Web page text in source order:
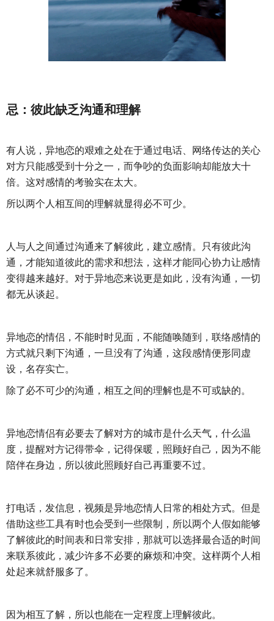
忌：彼此缺乏沟通和理解
有人说，异地恋的艰难之处在于通过电话、网络传达的关心
对方只能感受到十分之一，而争吵的负面影响却能放大十
倍。这对感情的考验实在太大。
所以两个人相互间的理解就显得必不可少。
人与人之间通过沟通来了解彼此，建立感情。只有彼此沟
通，才能知道彼此的需求和想法，这样才能同心协力让感情
变得越来越好。对于异地恋来说更是如此，没有沟通，一切
都无从谈起。
异地恋的情侣，不能时时见面，不能随唤随到，联络感情的
方式就只剩下沟通，一旦没有了沟通，这段感情便形同虚
设，名存实亡。
除了必不可少的沟通，相互之间的理解也是不可或缺的。
异地恋情侣有必要去了解对方的城市是什么天气，什么温
度，提醒对方记得带伞，记得保暖，照顾好自己，因为不能
陪伴在身边，所以彼此照顾好自己再重要不过。
打电话，发信息，视频是异地恋情人日常的相处方式。但是
借助这些工具有时也会受到一些限制，所以两个人假如能够
了解彼此的时间表和日常安排，那就可以选择最合适的时间
来联系彼此，减少许多不必要的麻烦和冲突。这样两个人相
处起来就舒服多了。
因为相互了解，所以也能在一定程度上理解彼此。